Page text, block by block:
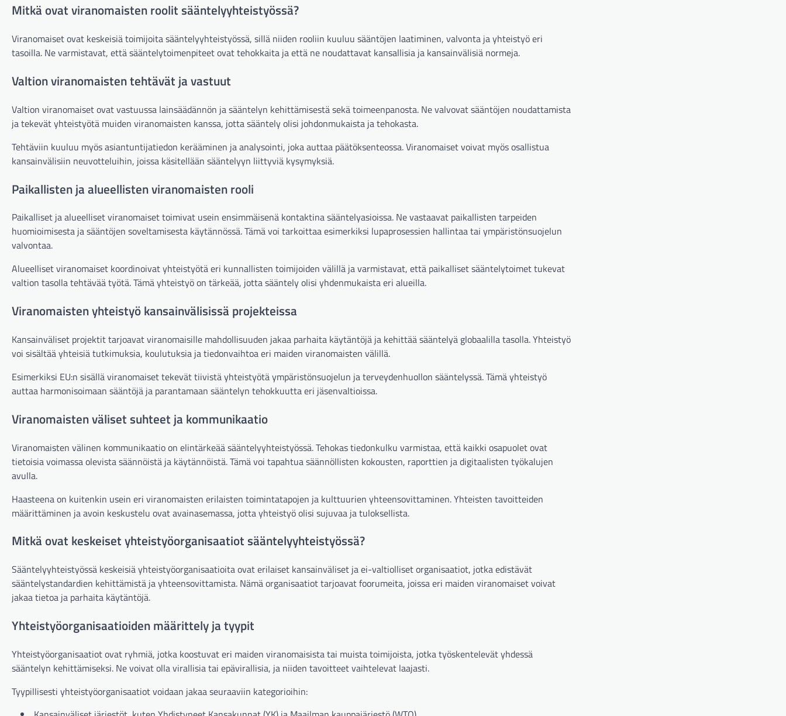
Mitkä ovat viranomaisten roolit sääntelyyhteistyössä?
Viranomaiset ovat keskeisiä toimijoita sääntelyyhteistyössä, sillä niiden rooliin kuuluu sääntöjen laatiminen, valvonta ja yhteistyö eri
tasoilla. Ne varmistavat, että sääntelytoimenpiteet ovat tehokkaita ja että ne noudattavat kansallisia ja kansainvälisiä normeja.
Valtion viranomaisten tehtävät ja vastuut
Valtion viranomaiset ovat vastuussa lainsäädännön ja sääntelyn kehittämisestä sekä toimeenpanosta. Ne valvovat sääntöjen noudattamista
ja tekevät yhteistyötä muiden viranomaisten kanssa, jotta sääntely olisi johdonmukaista ja tehokasta.
Tehtäviin kuuluu myös asiantuntijatiedon kerääminen ja analysointi, joka auttaa päätöksenteossa. Viranomaiset voivat myös osallistua
kansainvälisiin neuvotteluihin, joissa käsitellään sääntelyyn liittyviä kysymyksiä.
Paikallisten ja alueellisten viranomaisten rooli
Paikalliset ja alueelliset viranomaiset toimivat usein ensimmäisenä kontaktina sääntelyasioissa. Ne vastaavat paikallisten tarpeiden
huomioimisesta ja sääntöjen soveltamisesta käytännössä. Tämä voi tarkoittaa esimerkiksi lupaprosessien hallintaa tai ympäristönsuojelun
valvontaa.
Alueelliset viranomaiset koordinoivat yhteistyötä eri kunnallisten toimijoiden välillä ja varmistavat, että paikalliset sääntelytoimet tukevat
valtion tasolla tehtävää työtä. Tämä yhteistyö on tärkeää, jotta sääntely olisi yhdenmukaista eri alueilla.
Viranomaisten yhteistyö kansainvälisissä projekteissa
Kansainväliset projektit tarjoavat viranomaisille mahdollisuuden jakaa parhaita käytäntöjä ja kehittää sääntelyä globaalilla tasolla. Yhteistyö
voi sisältää yhteisiä tutkimuksia, koulutuksia ja tiedonvaihtoa eri maiden viranomaisten välillä.
Esimerkiksi EU:n sisällä viranomaiset tekevät tiivistä yhteistyötä ympäristönsuojelun ja terveydenhuollon sääntelyssä. Tämä yhteistyö
auttaa harmonisoimaan sääntöjä ja parantamaan sääntelyn tehokkuutta eri jäsenvaltioissa.
Viranomaisten väliset suhteet ja kommunikaatio
Viranomaisten välinen kommunikaatio on elintärkeää sääntelyyhteistyössä. Tehokas tiedonkulku varmistaa, että kaikki osapuolet ovat
tietoisia voimassa olevista säännöistä ja käytännöistä. Tämä voi tapahtua säännöllisten kokousten, raporttien ja digitaalisten työkalujen
avulla.
Haasteena on kuitenkin usein eri viranomaisten erilaisten toimintatapojen ja kulttuurien yhteensovittaminen. Yhteisten tavoitteiden
määrittäminen ja avoin keskustelu ovat avainasemassa, jotta yhteistyö olisi sujuvaa ja tuloksellista.
Mitkä ovat keskeiset yhteistyöorganisaatiot sääntelyyhteistyössä?
Sääntelyyhteistyössä keskeisiä yhteistyöorganisaatioita ovat erilaiset kansainväliset ja ei-valtiolliset organisaatiot, jotka edistävät
sääntelystandardien kehittämistä ja yhteensovittamista. Nämä organisaatiot tarjoavat foorumeita, joissa eri maiden viranomaiset voivat
jakaa tietoa ja parhaita käytäntöjä.
Yhteistyöorganisaatioiden määrittely ja tyypit
Yhteistyöorganisaatiot ovat ryhmiä, jotka koostuvat eri maiden viranomaisista tai muista toimijoista, jotka työskentelevät yhdessä
sääntelyn kehittämiseksi. Ne voivat olla virallisia tai epävirallisia, ja niiden tavoitteet vaihtelevat laajasti.
Tyypillisesti yhteistyöorganisaatiot voidaan jakaa seuraaviin kategorioihin: